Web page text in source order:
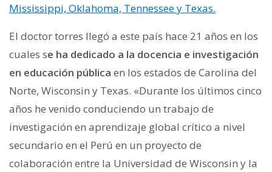
Mississippi, Oklahoma, Tennessee y Texas.
El doctor torres llegó a este país hace 21 años en los
cuales se ha dedicado a la docencia e investigación
en educación pública en los estados de Carolina del
Norte, Wisconsin y Texas. «Durante los últimos cinco
años he venido conduciendo un trabajo de
investigación en aprendizaje global crítico a nivel
secundario en el Perú en un proyecto de
colaboración entre la Universidad de Wisconsin y la